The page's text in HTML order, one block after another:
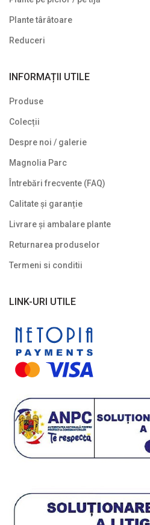
Plante târâtoare
Reduceri
INFORMAȚII UTILE
Produse
Colecții
Despre noi / galerie
Magnolia Parc
Întrebări frecvente (FAQ)
Calitate și garanție
Livrare și ambalare plante
Returnarea produselor
Termeni si conditii
LINK-URI UTILE